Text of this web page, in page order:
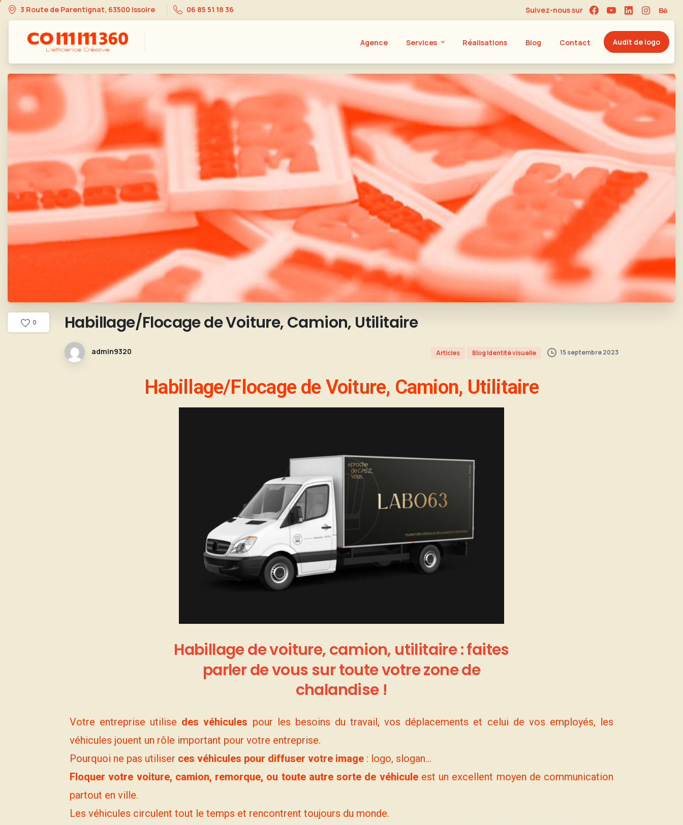
3 Route de Parentignat, 63500 Issoire 06 85 51 18 36 Suivez-nous sur
Agence Services Réalisations Blog Contact Audit de logo
0 Habillage/FlocagedeVoiture,Camion, Utilitaire
admin9320 Articles Blog Identité visuelle 15 septembre 2023
Habillage/Flocage de Voiture, Camion, Utilitaire
Habillagedevoiture,camion, utilitaire:faites
parlerdevoussurtoutevotrezonede
chalandise !
Votre entreprise utilise des véhicules pour les besoins du travail, vos déplacements et celui de vos employés, les
véhicules jouent un rôle important pour votre entreprise.
Pourquoi ne pas utiliser ces véhicules pour diffuser votre image : logo, slogan…
Floquer votre voiture, camion, remorque, ou toute autre sorte de véhiculeest un excellent moyen de communication
partout en ville.
Les véhicules circulent tout le temps et rencontrent toujours du monde.